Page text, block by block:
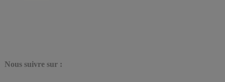
Nous suivre sur :